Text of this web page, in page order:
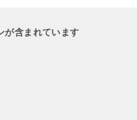
が含まれています